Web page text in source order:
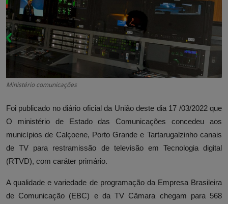
Ministério comunicações
Foi publicado no diário oficial da União deste dia 17 /03/2022 que
O ministério de Estado das Comunicações concedeu aos
municípios de Calçoene, Porto Grande e Tartarugalzinho canais
de TV para restramissão de televisão em Tecnologia digital
(RTVD), com caráter primário.
A qualidade e variedade de programação da Empresa Brasileira
de Comunicação (EBC) e da TV Câmara chegam para 568